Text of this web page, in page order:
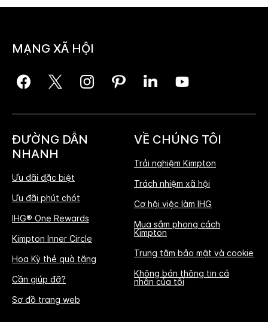
MẠNG XÃ HỘI
ĐƯỜNG DẪN
NHANH
Ưu đãi đặc biệt
Ưu đãi phút chót
IHG® One Rewards
Kimpton Inner Circle
Hoa Kỳ thẻ quà tặng
Cần giúp đỡ?
Sơ đồ trang web
VỀ CHÚNG TÔI
Trải nghiệm Kimpton
Trách nhiệm xã hội
Cơ hội việc làm IHG
Mua sắm phong cách
Kimpton
Trung tâm bảo mật và cookie
Không bán thông tin cá
nhân của tôi